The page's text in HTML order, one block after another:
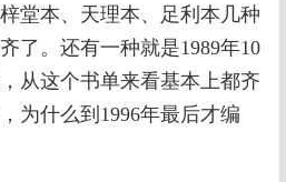
堂本、天理本、足利本几种
了。还有一种就是1989年10
从这个书单来看基本上都齐
为什么到1996年最后才编